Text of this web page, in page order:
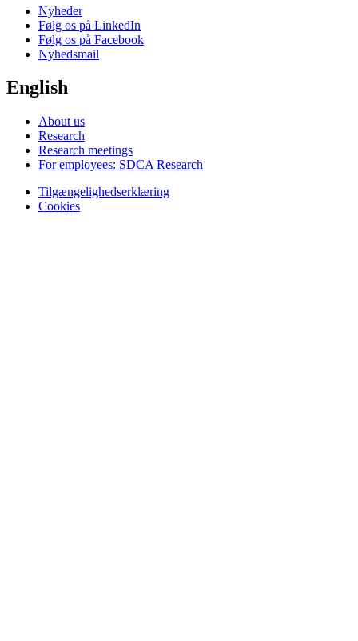
Nyheder
Følg os på LinkedIn
Følg os på Facebook
Nyhedsmail
English
About us
Research
Research meetings
For employees: SDCA Research
Tilgængelighedserklæring
Cookies